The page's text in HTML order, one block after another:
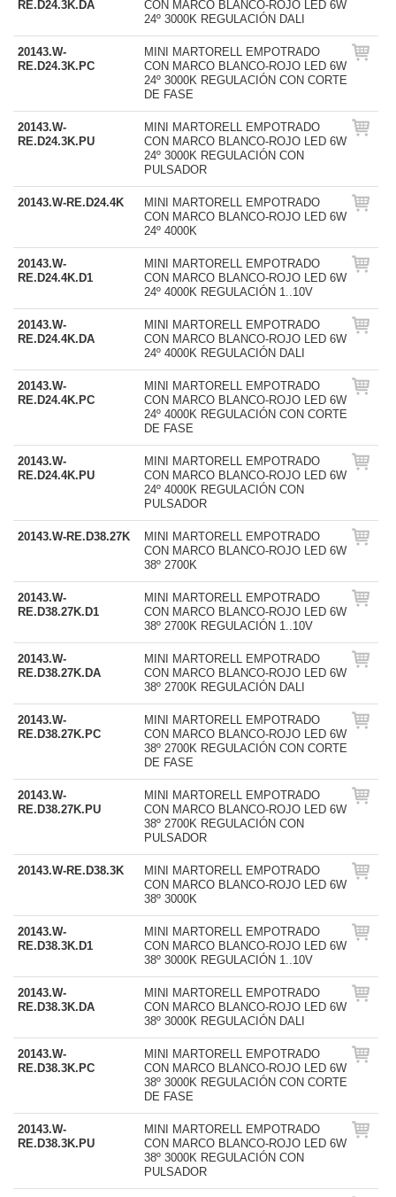
RE.D24.3K.DA
CON MARCO BLANCO-ROJO LED 6W
24º 3000K REGULACIÓN DALI
20143.W-
RE.D24.3K.PC
MINI MARTORELL EMPOTRADO
CON MARCO BLANCO-ROJO LED 6W
24º 3000K REGULACIÓN CON CORTE
DE FASE
20143.W-
RE.D24.3K.PU
MINI MARTORELL EMPOTRADO
CON MARCO BLANCO-ROJO LED 6W
24º 3000K REGULACIÓN CON
PULSADOR
20143.W-RE.D24.4K
MINI MARTORELL EMPOTRADO
CON MARCO BLANCO-ROJO LED 6W
24º 4000K
20143.W-
RE.D24.4K.D1
MINI MARTORELL EMPOTRADO
CON MARCO BLANCO-ROJO LED 6W
24º 4000K REGULACIÓN 1..10V
20143.W-
RE.D24.4K.DA
MINI MARTORELL EMPOTRADO
CON MARCO BLANCO-ROJO LED 6W
24º 4000K REGULACIÓN DALI
20143.W-
RE.D24.4K.PC
MINI MARTORELL EMPOTRADO
CON MARCO BLANCO-ROJO LED 6W
24º 4000K REGULACIÓN CON CORTE
DE FASE
20143.W-
RE.D24.4K.PU
MINI MARTORELL EMPOTRADO
CON MARCO BLANCO-ROJO LED 6W
24º 4000K REGULACIÓN CON
PULSADOR
20143.W-RE.D38.27K
MINI MARTORELL EMPOTRADO
CON MARCO BLANCO-ROJO LED 6W
38º 2700K
20143.W-
RE.D38.27K.D1
MINI MARTORELL EMPOTRADO
CON MARCO BLANCO-ROJO LED 6W
38º 2700K REGULACIÓN 1..10V
20143.W-
RE.D38.27K.DA
MINI MARTORELL EMPOTRADO
CON MARCO BLANCO-ROJO LED 6W
38º 2700K REGULACIÓN DALI
20143.W-
RE.D38.27K.PC
MINI MARTORELL EMPOTRADO
CON MARCO BLANCO-ROJO LED 6W
38º 2700K REGULACIÓN CON CORTE
DE FASE
20143.W-
RE.D38.27K.PU
MINI MARTORELL EMPOTRADO
CON MARCO BLANCO-ROJO LED 6W
38º 2700K REGULACIÓN CON
PULSADOR
20143.W-RE.D38.3K
MINI MARTORELL EMPOTRADO
CON MARCO BLANCO-ROJO LED 6W
38º 3000K
20143.W-
RE.D38.3K.D1
MINI MARTORELL EMPOTRADO
CON MARCO BLANCO-ROJO LED 6W
38º 3000K REGULACIÓN 1..10V
20143.W-
RE.D38.3K.DA
MINI MARTORELL EMPOTRADO
CON MARCO BLANCO-ROJO LED 6W
38º 3000K REGULACIÓN DALI
20143.W-
RE.D38.3K.PC
MINI MARTORELL EMPOTRADO
CON MARCO BLANCO-ROJO LED 6W
38º 3000K REGULACIÓN CON CORTE
DE FASE
20143.W-
RE.D38.3K.PU
MINI MARTORELL EMPOTRADO
CON MARCO BLANCO-ROJO LED 6W
38º 3000K REGULACIÓN CON
PULSADOR